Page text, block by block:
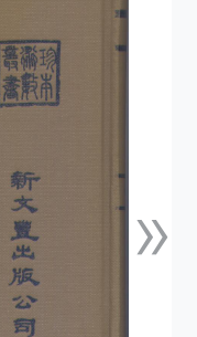
»下一